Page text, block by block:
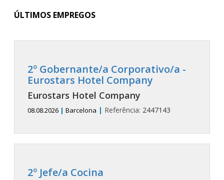
ÚLTIMOS EMPREGOS
2º Gobernante/a Corporativo/a -
Eurostars Hotel Company
Eurostars Hotel Company
08.08.2026 | Barcelona | Referência: 2447143
2º Jefe/a Cocina